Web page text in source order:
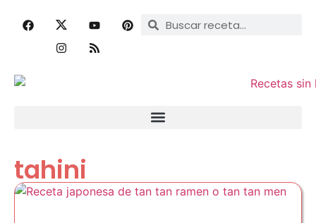
tahini